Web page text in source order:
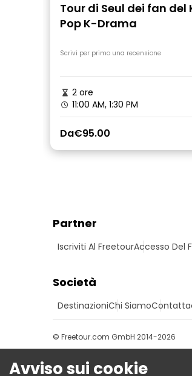
Tour di Seul dei fan del
Pop K-Drama
Scrivi per primo una recensione
2 ore
11:00 AM, 1:30 PM
Da€95.00
Partner
Iscriviti Al FreetourAccesso Del
Società
DestinazioniChi Siamo
© Freetour.com GmbH 2014-2026
Avviso sui cookie